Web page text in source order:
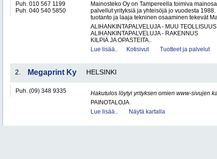
Puh. 010 567 1199
Puh. 040 540 5850
Mainosteko Oy on Tampereella toimiva
palvellut yrityksiä ja yhteisöjä jo vuodesta
tuotanto ja laaja tekninen osaaminen tekevät
ALIHANKINTAPALVELUJA - MUU TEOLLISUUS
ALIHANKINTAPALVELUJA - RAKENNUS
KILPIÄ JA OPASTEITA..
Lue lisää..
Kotisivut Tuotteet ja palvelut
2. Megaprint Ky HELSINKI
Puh. (09) 348 9335
Hakutulos löytyi yrityksen omien www-sivujen
PAINOTALOJA
Lue lisää..
Näytä kartalla